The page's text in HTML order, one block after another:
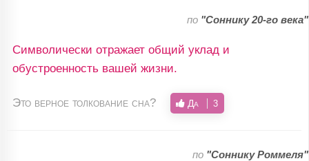
по "Соннику 20-го века"
Символически отражает общий уклад и
обустроенность вашей жизни.
Это верное толкование сна? Да 3
по "Соннику Роммеля"